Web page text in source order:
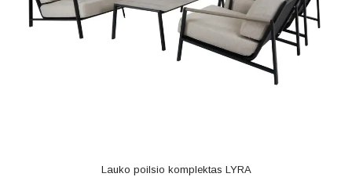
Lauko poilsio komplektas LYRA